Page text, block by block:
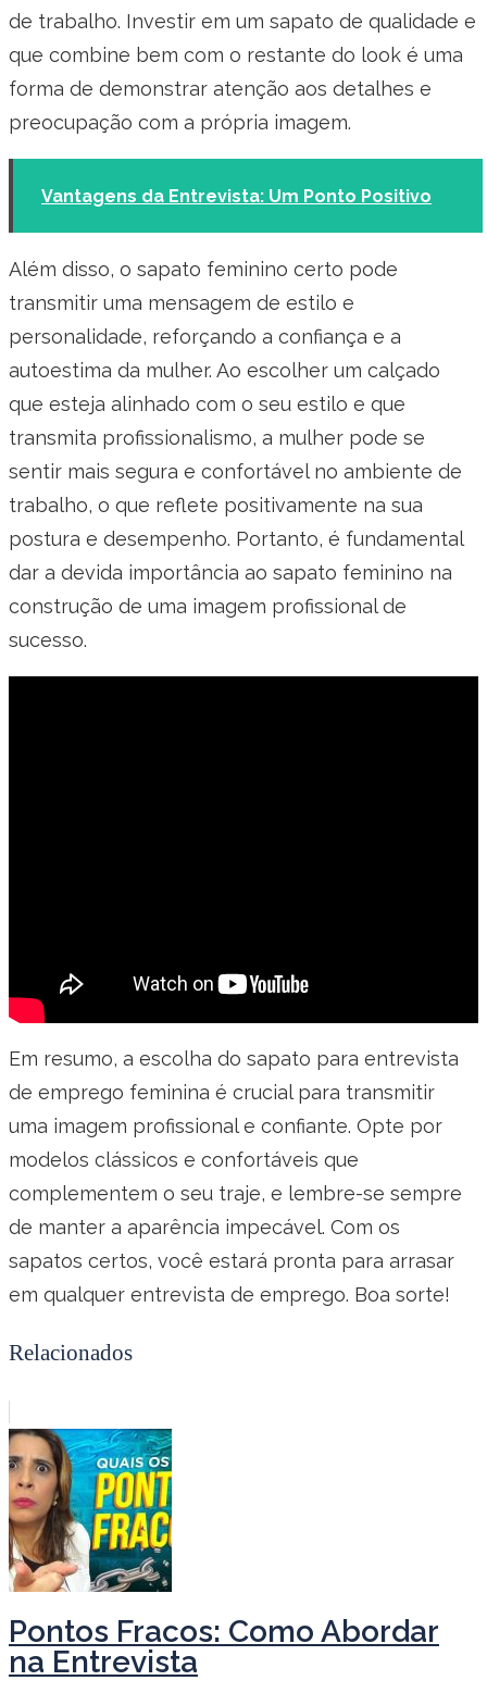
de trabalho. Investir em um sapato de qualidade e
que combine bem com o restante do look é uma
forma de demonstrar atenção aos detalhes e
preocupação com a própria imagem.
Vantagens da Entrevista: Um Ponto Positivo
Além disso, o sapato feminino certo pode
transmitir uma mensagem de estilo e
personalidade, reforçando a confiança e a
autoestima da mulher. Ao escolher um calçado
que esteja alinhado com o seu estilo e que
transmita profissionalismo, a mulher pode se
sentir mais segura e confortável no ambiente de
trabalho, o que reflete positivamente na sua
postura e desempenho. Portanto, é fundamental
dar a devida importância ao sapato feminino na
construção de uma imagem profissional de
sucesso.
Em resumo, a escolha do sapato para entrevista
de emprego feminina é crucial para transmitir
uma imagem profissional e confiante. Opte por
modelos clássicos e confortáveis que
complementem o seu traje, e lembre-se sempre
de manter a aparência impecável. Com os
sapatos certos, você estará pronta para arrasar
em qualquer entrevista de emprego. Boa sorte!
Relacionados
Pontos Fracos: Como Abordar
na Entrevista